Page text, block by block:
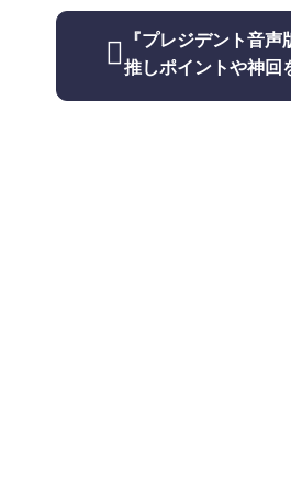
『プレジデント音
推しポイントや神回